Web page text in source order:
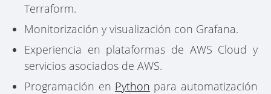
Terraform.
Monitorización y visualización con Grafana.
Experiencia en plataformas de AWS Cloud y
servicios asociados de AWS.
Programación en Python para automatización